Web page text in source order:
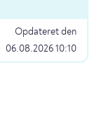
Opdateret den
06.08.2026 10:10